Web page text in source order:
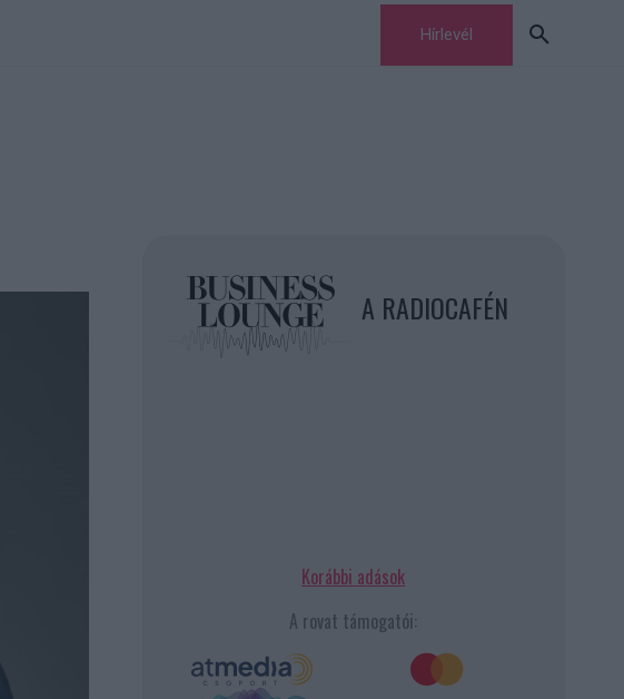
Hírlevél
A RADIOCAFÉN
Korábbi adások
A rovat támogatói: